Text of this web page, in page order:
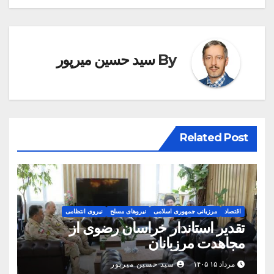
By سید حسین میرپور
Related Post
اقتصاد مرزبانی جمهوری اسلامی نیروهای مسلح نیروی انتظامی
تقدیر استاندار خراسان رضوی از
مجاهدت مرزبانان
مرداد ۱۵ ۱۴۰۵ سید حسین میرپور